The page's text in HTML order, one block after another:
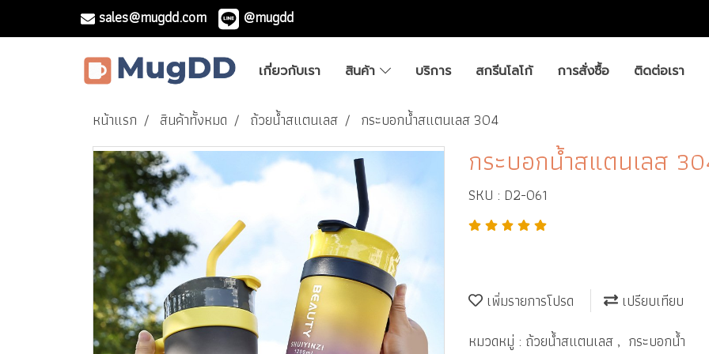
sales@mugdd.com @mugdd
เกี่ยวกับเรา สินค้า บริการ สกรีนโลโก้ การสั่งซื้อ ติดต่อเรา
หน้าแรก สินค้าทั้งหมด ถ้วยน้ำสแตนเลส กระบอกน้ำสแตนเลส 304
กระบอกน้ำสแตนเลส
SKU : D2-061
เพิ่มรายการโปรด
เปรียบเทียบ
หมวดหมู่ : ถ้วยน้ำสแตนเลส , กระบอกน้ำ